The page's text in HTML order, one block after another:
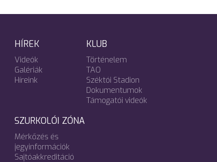
HÍREK
Videók
Galériák
Híreink
KLUB
Történelem
TAO
Széktói Stadion
Dokumentumok
Támogatói videók
SZURKOLÓI ZÓNA
Mérkőzés és
jegyinformációk
Sajtóakkreditáció